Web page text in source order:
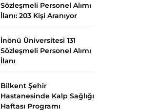
Sözleşmeli Personel Alımı
İlanı: 203 Kişi Aranıyor
İnönü Üniversitesi 131
Sözleşmeli Personel Alımı
İlanı
Bilkent Şehir
Hastanesinde Kalp Sağlığı
Haftası Programı